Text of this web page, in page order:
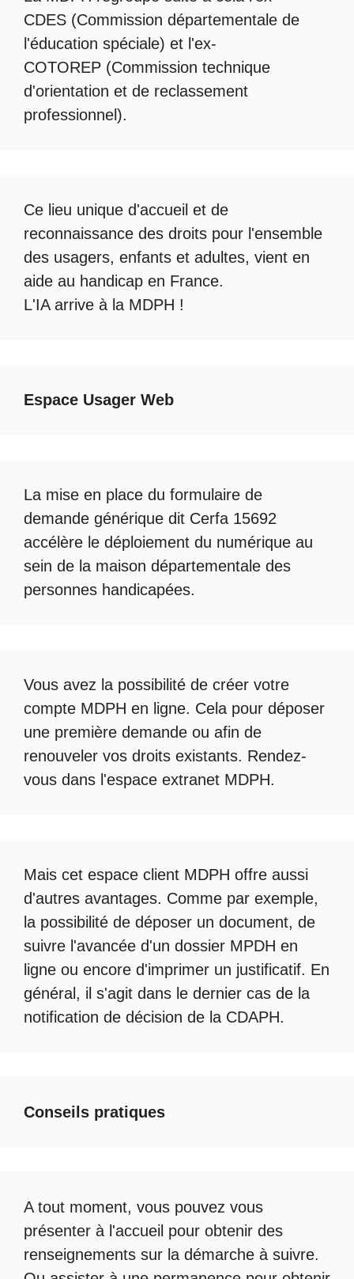
CDES (Commission départementale de
l'éducation spéciale) et l'ex-
COTOREP (Commission technique
d'orientation et de reclassement
professionnel).
Ce lieu unique d'accueil et de
reconnaissance des droits pour l'ensemble
des usagers, enfants et adultes, vient en
aide au handicap en France.
L'IA arrive à la MDPH !
Espace Usager Web
La mise en place du formulaire de
demande générique dit Cerfa 15692
accélère le déploiement du numérique au
sein de la maison départementale des
personnes handicapées.
Vous avez la possibilité de créer votre
compte MDPH en ligne. Cela pour déposer
une première demande ou afin de
renouveler vos droits existants. Rendez-
vous dans l'espace extranet MDPH.
Mais cet espace client MDPH offre aussi
d'autres avantages. Comme par exemple,
la possibilité de déposer un document, de
suivre l'avancée d'un dossier MPDH en
ligne ou encore d'imprimer un justificatif. En
général, il s'agit dans le dernier cas de la
notification de décision de la CDAPH.
Conseils pratiques
A tout moment, vous pouvez vous
présenter à l'accueil pour obtenir des
renseignements sur la démarche à suivre.